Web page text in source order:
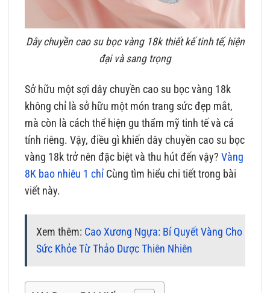
Dây chuyền cao su bọc vàng 18k thiết kế tinh tế, hiện
đại và sang trọng
Sở hữu một sợi dây chuyền cao su bọc vàng 18k
không chỉ là sở hữu một món trang sức đẹp mắt,
mà còn là cách thể hiện gu thẩm mỹ tinh tế và cá
tính riêng. Vậy, điều gì khiến dây chuyền cao su bọc
vàng 18k trở nên đặc biệt và thu hút đến vậy?Vàng
8K bao nhiêu 1 chỉ Cùng tìm hiểu chi tiết trong bài
viết này.
Xem thêm: Cao Xương Ngựa: Bí Quyết Vàng Cho
Sức Khỏe Từ Thảo Dược Thiên Nhiên